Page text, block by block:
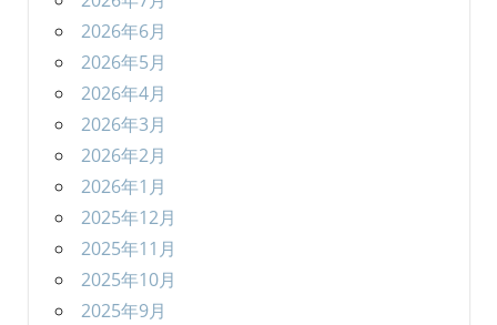
2026年6月
2026年5月
2026年4月
2026年3月
2026年2月
2026年1月
2025年12月
2025年11月
2025年10月
2025年9月